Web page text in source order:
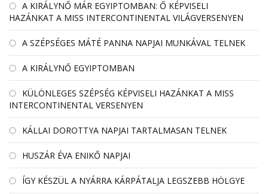
A KIRÁLYNŐ MÁR EGYIPTOMBAN: Ő KÉPVISELI
HAZÁNKAT A MISS INTERCONTINENTAL VILÁGVERSENYEN
A SZÉPSÉGES MÁTÉ PANNA NAPJAI MUNKÁVAL TELNEK
A KIRÁLYNŐ EGYIPTOMBAN
KÜLÖNLEGES SZÉPSÉG KÉPVISELI HAZÁNKAT A MISS
INTERCONTINENTAL VERSENYEN
KÁLLAI DOROTTYA NAPJAI TARTALMASAN TELNEK
HUSZÁR ÉVA ENIKŐ NAPJAI
ÍGY KÉSZÜL A NYÁRRA KÁRPÁTALJA LEGSZEBB HÖLGYE